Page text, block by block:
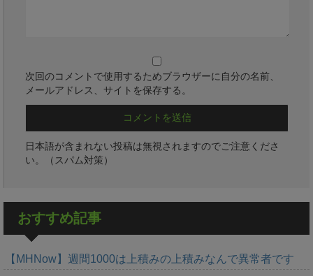
次回のコメントで使用するためブラウザーに自分の名前、
メールアドレス、サイトを保存する。
日本語が含まれない投稿は無視されますのでご注意くださ
い。（スパム対策）
おすすめ記事
【MHNow】週間1000は上積みの上積みなんで異常者です